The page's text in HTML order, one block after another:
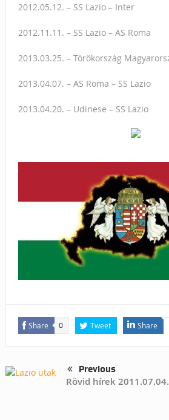
2012.05.12. – SS Lazio – Inter
2012.11.11. – SS Lazio – AS Roma
2013.03.25. – Törökország
2013.04.07. – AS Roma – SS Lazio
2013.04.20. – Udinese – SS Lazio
Share 0 Tweet Share
Previous
Rövid hírek 2011.07.04.